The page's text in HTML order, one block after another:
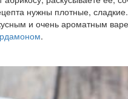
нужны плотные,
и очень ароматным
.